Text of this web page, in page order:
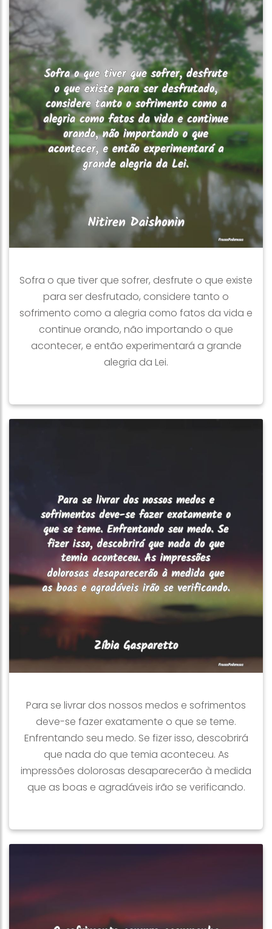
Sofra o que tiver que sofrer, desfrute o que existe
para ser desfrutado, considere tanto o
sofrimento como a alegria como fatos da vida e
continue orando, não importando o que
acontecer, e então experimentará a grande
alegria da Lei.
Para se livrar dos nossos medos e sofrimentos
deve-se fazer exatamente o que se teme.
Enfrentando seu medo. Se fizer isso, descobrirá
que nada do que temia aconteceu. As
impressões dolorosas desaparecerão à medida
que as boas e agradáveis irão se verificando.